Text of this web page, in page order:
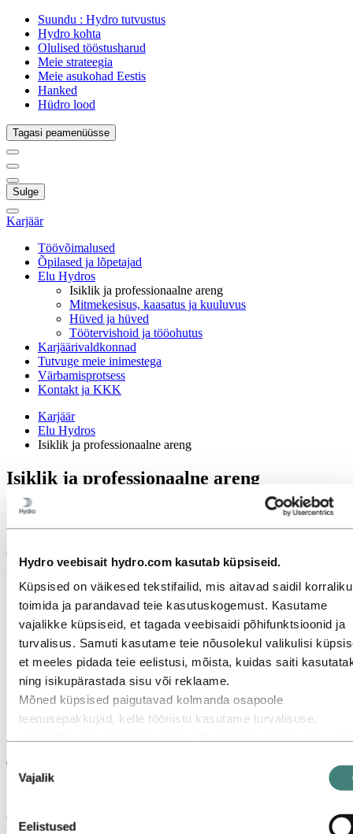
Hydro veebisait hydro.com kasutab küpsiseid.
Küpsised on väikesed tekstifailid, mis aitavad saidil
toimida ja parandavad teie kasutuskogemust. Kasutame
vajalikke küpsiseid, et tagada veebisaidi põhifunktsioonid ja
turvalisus. Samuti kasutame teie nõusolekul valikulisi
et meeles pidada teie eelistusi, mõista, kuidas saiti
ning isikupärastada sisu või reklaame.
Mõned küpsised paigutavad kolmanda osapoole
teenusepakkujad, kelle tööriistu kasutame turvalisuse,
meie veebisaidil, muu teabega, mida olete neile edastanud,
teabega, mille nad on kogunud teie kasutusest nende
Nõusoleku
valik
Vajalik
Eelistused
Suundu : Hydro tutvustus
Hydro kohta
Olulised tööstusharud
Meie strateegia
Meie asukohad Eestis
Hanked
Hüdro lood
Tagasi peamenüüsse
Sulge
Karjäär
Töövõimalused
Õpilased ja lõpetajad
Elu Hydros
Isiklik ja professionaalne areng
Mitmekesisus, kaasatus ja kuuluvus
Hüved ja hüved
Töötervishoid ja tööohutus
Karjäärivaldkonnad
Tutvuge meie inimestega
Värbamisprotsess
Kontakt ja KKK
Karjäär
Elu Hydros
Isiklik ja professionaalne areng
Isiklik ja professionaalne areng
Meie eesmärk on luua elujõulisemaid ühiskondi, arendades
loodusvarasid uuenduslikel ja tõhusatel viisidel toodeteks ja
lahendusteks. Me muudame alumiiniumimaailma, et pakkuda vähese
CO2-emissiooniga ja taaskasutatud alumiiniumi, mis on maailma
kiire arengu jaoks ülioluline.
Teie kasv, meie prioriteet
alumiiniumitööstuse muutmisele. Meie elav õppimiskultuur tugineb
uudishimule ja koostööle, pakkudes teile palju võimalusi. Olenemata